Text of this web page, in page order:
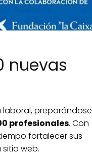
nuevas
preparándose
profesionales. Con
fortalecer sus
web.